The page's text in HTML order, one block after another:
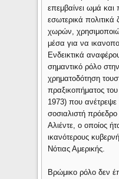
επεμβαίνει ωμά
εσωτερικά
χωρών,
μέσα για να
Ενδεικτικά
σημαντικό ρόλο
χρηματοδότηση
πραξικοπήματος
1973) που ανέτρεψε
σοσιαλιστή
Αλιέντε, ο οποίος
ικανότερους
Νότιας Αμερικής.
Βρώμικο ρόλο δεν